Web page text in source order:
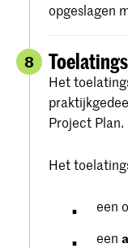
opgeslagen
8
Het
Project Plan.
Het
een
een